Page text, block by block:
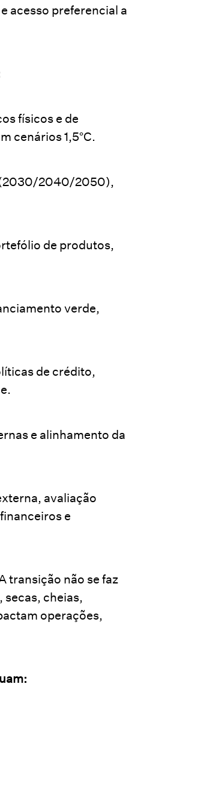
acesso preferencial a
físicos e de
cenários 1,5°C.
(2030/2040/2050),
de produtos,
verde,
de crédito,
e alinhamento da
avaliação
e
transição não se faz
cheias,
operações,